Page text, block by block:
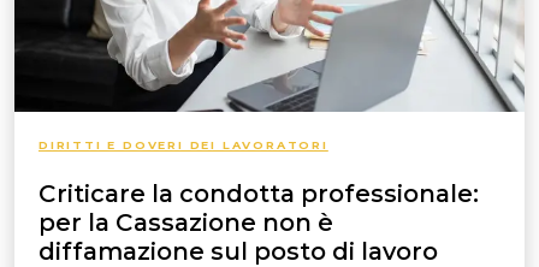
DIRITTI E DOVERI DEI LAVORATORI
Criticare la condotta professionale:
per la Cassazione non è
diffamazione sul posto di lavoro